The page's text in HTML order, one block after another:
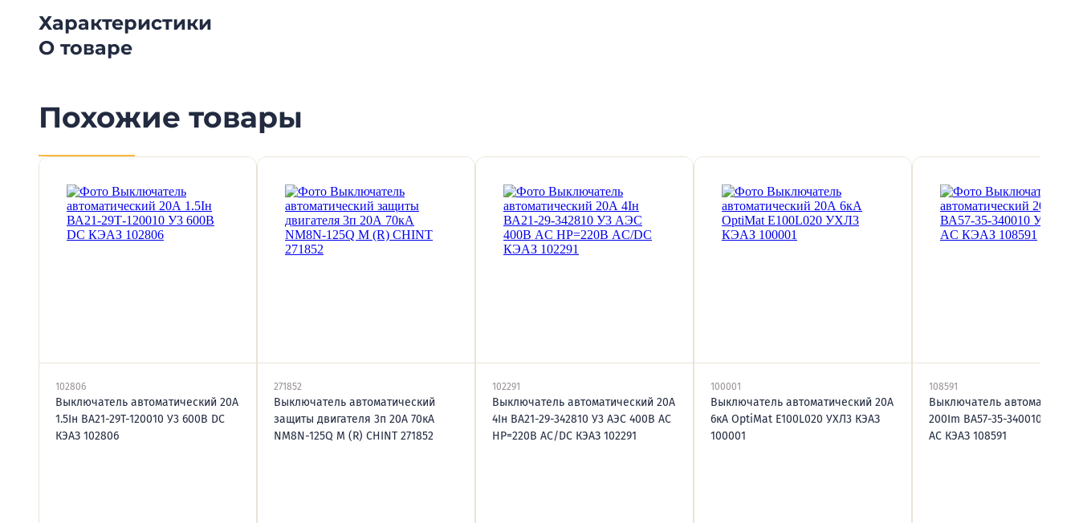
Характеристики
О товаре
Похожие товары
102806
Выключатель автоматический 20А
1.5Iн ВА21-29Т-120010 У3 600В DC
КЭАЗ 102806
271852
Выключатель автоматический
защиты двигателя 3п 20А 70кА
NM8N-125Q M (R) CHINT 271852
102291
Выключатель автоматический 20А
4Iн ВА21-29-342810 У3 АЭС 400В AC
НР=220В AC/DC КЭАЗ 102291
100001
Выключатель автоматический 20А
6кА OptiMat E100L020 УХЛ3 КЭАЗ
100001
108591
Выключатель
200Im ВА57-35-340010 УХЛ3
AC КЭАЗ 108591